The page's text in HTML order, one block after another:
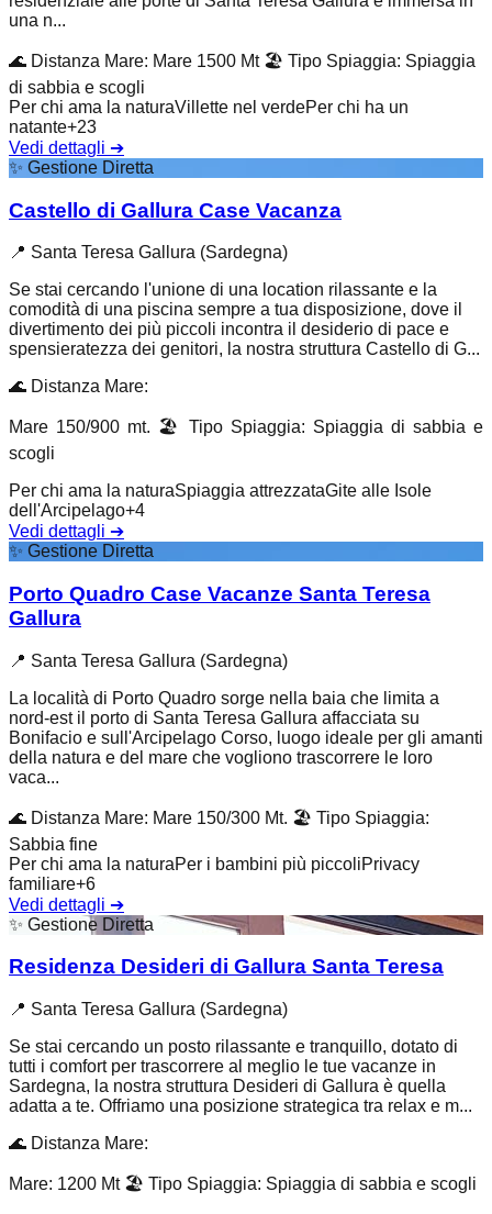
una n...
🌊 Distanza Mare: Mare 1500 Mt 🏖️ Tipo Spiaggia: Spiaggia
di sabbia e scogli
Per chi ama la naturaVillette nel verdePer chi ha un
natante+23
Vedi dettagli ➔
✨ Gestione Diretta
Castello di Gallura Case Vacanza
📍 Santa Teresa Gallura (Sardegna)
Se stai cercando l'unione di una location rilassante e la
comodità di una piscina sempre a tua disposizione, dove il
divertimento dei più piccoli incontra il desiderio di pace e
spensieratezza dei genitori, la nostra struttura Castello di G...
🌊 Distanza Mare:
Mare 150/900 mt. 🏖️ Tipo Spiaggia: Spiaggia di sabbia e
scogli
Per chi ama la naturaSpiaggia attrezzataGite alle Isole
dell'Arcipelago+4
Vedi dettagli ➔
✨ Gestione Diretta
Porto Quadro Case Vacanze Santa Teresa
Gallura
📍 Santa Teresa Gallura (Sardegna)
La località di Porto Quadro sorge nella baia che limita a
nord-est il porto di Santa Teresa Gallura affacciata su
Bonifacio e sull'Arcipelago Corso, luogo ideale per gli amanti
della natura e del mare che vogliono trascorrere le loro
vaca...
🌊 Distanza Mare: Mare 150/300 Mt. 🏖️ Tipo Spiaggia:
Sabbia fine
Per chi ama la naturaPer i bambini più piccoliPrivacy
familiare+6
Vedi dettagli ➔
✨ Gestione Diretta
Residenza Desideri di Gallura Santa Teresa
📍 Santa Teresa Gallura (Sardegna)
Se stai cercando un posto rilassante e tranquillo, dotato di
tutti i comfort per trascorrere al meglio le tue vacanze in
Sardegna, la nostra struttura Desideri di Gallura è quella
adatta a te. Offriamo una posizione strategica tra relax e m...
🌊 Distanza Mare:
Mare: 1200 Mt 🏖️ Tipo Spiaggia: Spiaggia di sabbia e scogli